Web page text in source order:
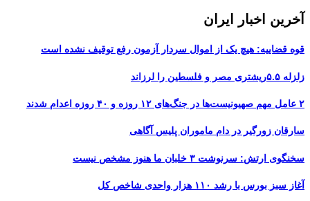
آخرین اخبار ایران
قوه قضاییه: هیچ یک از اموال سردار آزمون رفع توقیف نشده است
زلزله ۵.۵ریشتری مصر و فلسطین را لرزاند
۲ عامل مهم صهیونیست‌ها در جنگ‌های ۱۲ روزه و ۴۰ روزه اعدام شدند
سارقان زورگیر در دام ماموران پلیس آگاهی
سخنگوی ارتش: سرنوشت ۳ خلبان ما هنوز مشخص نیست
آغاز سبز بورس با رشد ۱۱۰ هزار واحدی شاخص کل